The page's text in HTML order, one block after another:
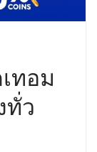
ทอม
ทั่ว